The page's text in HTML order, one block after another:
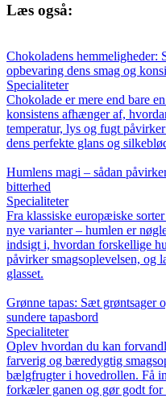
Læs også:
Chokoladens hemmeligheder:
opbevaring dens smag og
Specialiteter
Chokolade er mere end bare
konsistens afhænger af,
temperatur, lys og fugt
dens perfekte glans og
Humlens magi – sådan
bitterhed
Specialiteter
Fra klassiske europæiske
nye varianter – humlen er
indsigt i, hvordan forskellige
påvirker smagsoplevelsen, og
glasset.
Grønne tapas: Sæt grøntsager
sundere tapasbord
Specialiteter
Oplev hvordan du kan
farverig og bæredygtig
bælgfrugter i hovedrollen. Få
forkæler ganen og gør godt for